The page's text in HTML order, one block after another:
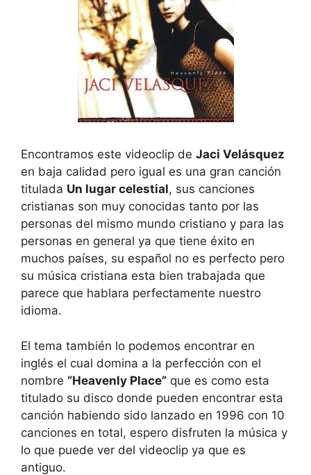
Encontramos este videoclip de Jaci Velásquez
en baja calidad pero igual es una gran canción
titulada Un lugar celestial, sus canciones
cristianas son muy conocidas tanto por las
personas del mismo mundo cristiano y para las
personas en general ya que tiene éxito en
muchos países, su español no es perfecto pero
su música cristiana esta bien trabajada que
parece que hablara perfectamente nuestro
idioma.
El tema también lo podemos encontrar en
inglés el cual domina a la perfección con el
nombre “Heavenly Place” que es como esta
titulado su disco donde pueden encontrar esta
canción habiendo sido lanzado en 1996 con 10
canciones en total, espero disfruten la música y
lo que puede ver del videoclip ya que es
antiguo.